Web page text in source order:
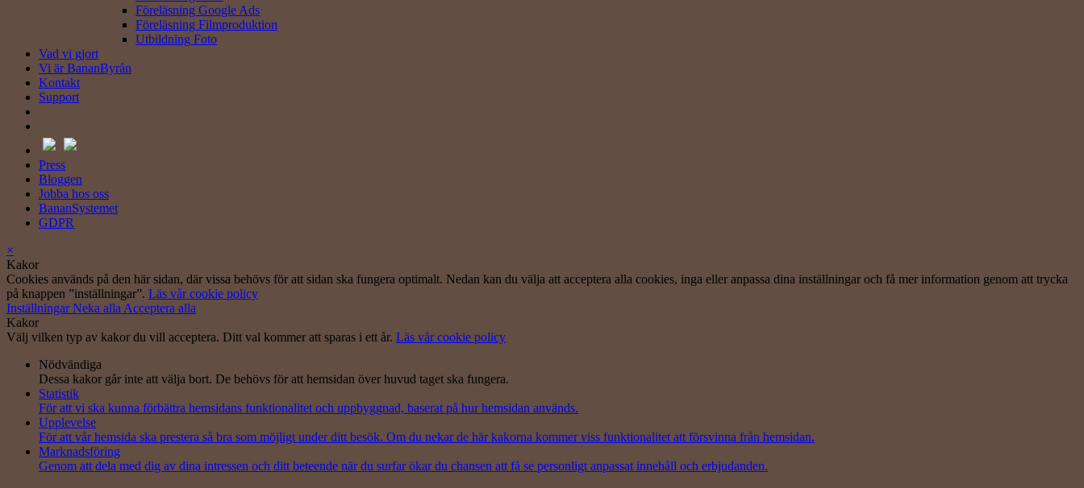
Föreläsning Google Ads
Föreläsning Filmproduktion
Utbildning Foto
Vad vi gjort
Vi är BananByrån
Kontakt
Support
Press
Bloggen
Jobba hos oss
BananSystemet
GDPR
×
Kakor
Cookies används på den här sidan, där vissa behövs för att sidan ska fungera optimalt. Nedan kan du välja att acceptera alla cookies, inga eller anpassa dina inställningar och få mer information genom att trycka
på knappen ”inställningar”. Läs vår cookie policy
InställningarNeka alla Acceptera alla
Kakor
Välj vilken typ av kakor du vill acceptera. Ditt val kommer att sparas i ett år. Läs vår cookie policy
Nödvändiga
Dessa kakor går inte att välja bort. De behövs för att hemsidan över huvud taget ska fungera.
Statistik
För att vi ska kunna förbättra hemsidans funktionalitet och uppbyggnad, baserat på hur hemsidan används.
Upplevelse
För att vår hemsida ska prestera så bra som möjligt under ditt besök. Om du nekar de här kakorna kommer viss funktionalitet att försvinna från hemsidan.
Marknadsföring
Genom att dela med dig av dina intressen och ditt beteende när du surfar ökar du chansen att få se personligt anpassat innehåll och erbjudanden.